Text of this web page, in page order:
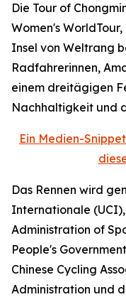
Die Tour of
Women's
Insel von Weltrang
Radfahrerinnen,
einem dreitägigen
Nachhaltigkeit und
Ein Medien-
Das Rennen wird
Internationale
Administration of
People's
Chinese Cycling
Administration und